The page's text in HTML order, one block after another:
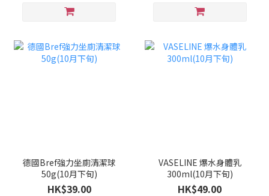
德國Bref強力坐廁清潔球
50g(10月下旬)
HK$39.00
VASELINE 爆水身體乳
300ml(10月下旬)
HK$49.00